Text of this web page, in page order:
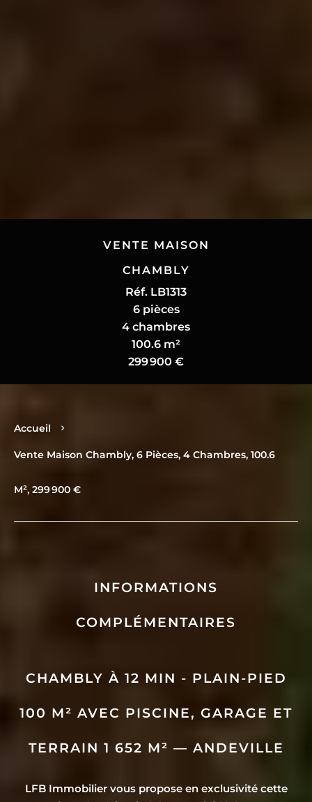
VENTE MAISON
CHAMBLY
Réf. LB1313
6 pièces
4 chambres
100.6 m²
299 900 €
Accueil
Vente Maison Chambly, 6 Pièces, 4 Chambres, 100.6
M², 299 900 €
INFORMATIONS
COMPLÉMENTAIRES
CHAMBLY À 12 MIN - PLAIN-PIED
100 M² AVEC PISCINE, GARAGE ET
TERRAIN 1 652 M² — ANDEVILLE
LFB Immobilier vous propose en exclusivité cette